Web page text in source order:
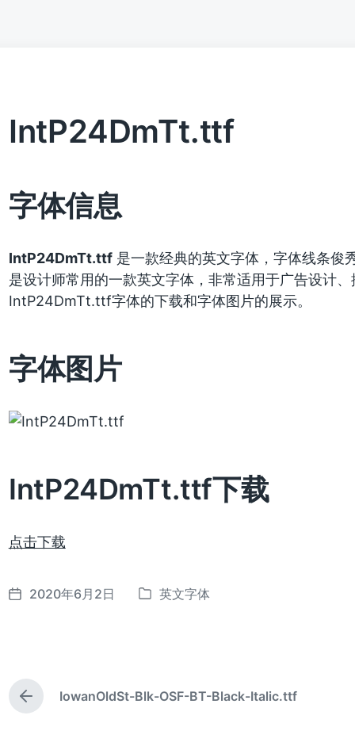
IntP24DmTt.ttf
字体信息
IntP24DmTt.ttf是一款经典的英文字体，字体线条俊
是设计师常用的一款英文字体，非常适用于广告设计、
IntP24DmTt.ttf字体的下载和字体图片的展示。
字体图片
IntP24DmTt.ttf下载
点击下载
发
2020年6月2日
发
英文字体
上
篇
IowanOldSt-Blk-OSF-BT-Black-Italic.ttf